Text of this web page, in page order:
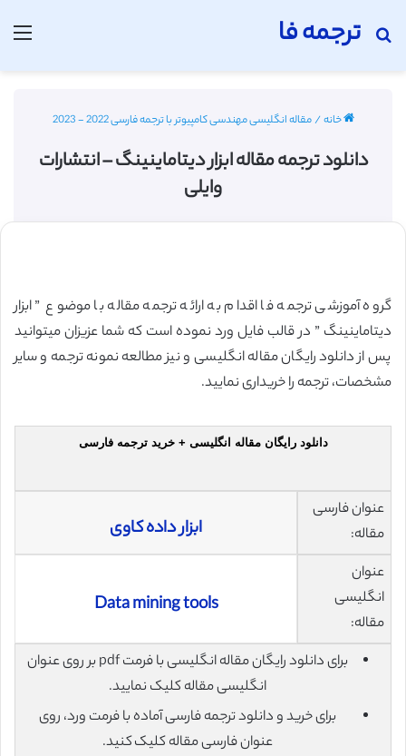
ترجمه فا
جستجو برای
خانه/مقاله انگلیسی مهندسی کامپیوتر با ترجمه فارسی 2022 - 2023
دانلود ترجمه مقاله ابزار دیتاماینینگ – انتشارات
وایلی
گروه آموزشی ترجمه فا اقدام به ارائه ترجمه مقاله با موضوع ” ابزار
دیتاماینینگ ” در قالب فایل ورد نموده است که شما عزیزان میتوانید
پس از دانلود رایگان مقاله انگلیسی و نیز مطالعه نمونه ترجمه و سایر
مشخصات، ترجمه را خریداری نمایید.
دانلود رایگان مقاله انگلیسی + خرید ترجمه فارسی
عنوان فارسی
مقاله:
ابزار داده کاوی
عنوان
انگلیسی
مقاله:
Data mining tools
برای دانلود رایگان مقاله انگلیسی با فرمت pdf بر روی عنوان
انگلیسی مقاله کلیک نمایید.
برای خرید و دانلود ترجمه فارسی آماده با فرمت ورد، روی
عنوان فارسی مقاله کلیک کنید.